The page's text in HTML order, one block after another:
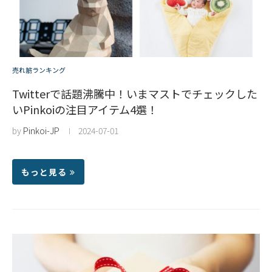
売れ筋ランキング
Twitterで話題沸騰中！いまマストでチェックした
いPinkoiの注目アイテム4選！
by Pinkoi-JP 2024-07-01
もっと見る